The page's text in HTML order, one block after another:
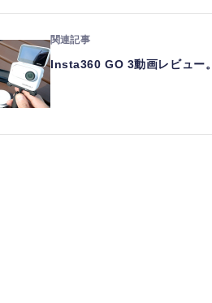
Insta360 GO 3動画レビュー